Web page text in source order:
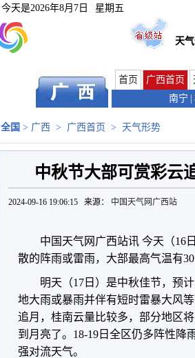
今天是2026年8月7日 星期五
天
首页 广西首页
南宁
全国 > 广西 > 广西首页 > 天气形势
中秋节大部可赏彩云
2024-09-16 19:06:15 来源： 中国天气网广西站
中国天气网广西站讯 今天（16
散的阵雨或雷雨， 大部最高气温有
明天（17日）是中秋佳节，预
地大雨或暴雨并伴有短时雷暴大风
追月，桂南云量比较多，部分地区
到月亮了。18-19日全区仍多阵性降
强对流天气。